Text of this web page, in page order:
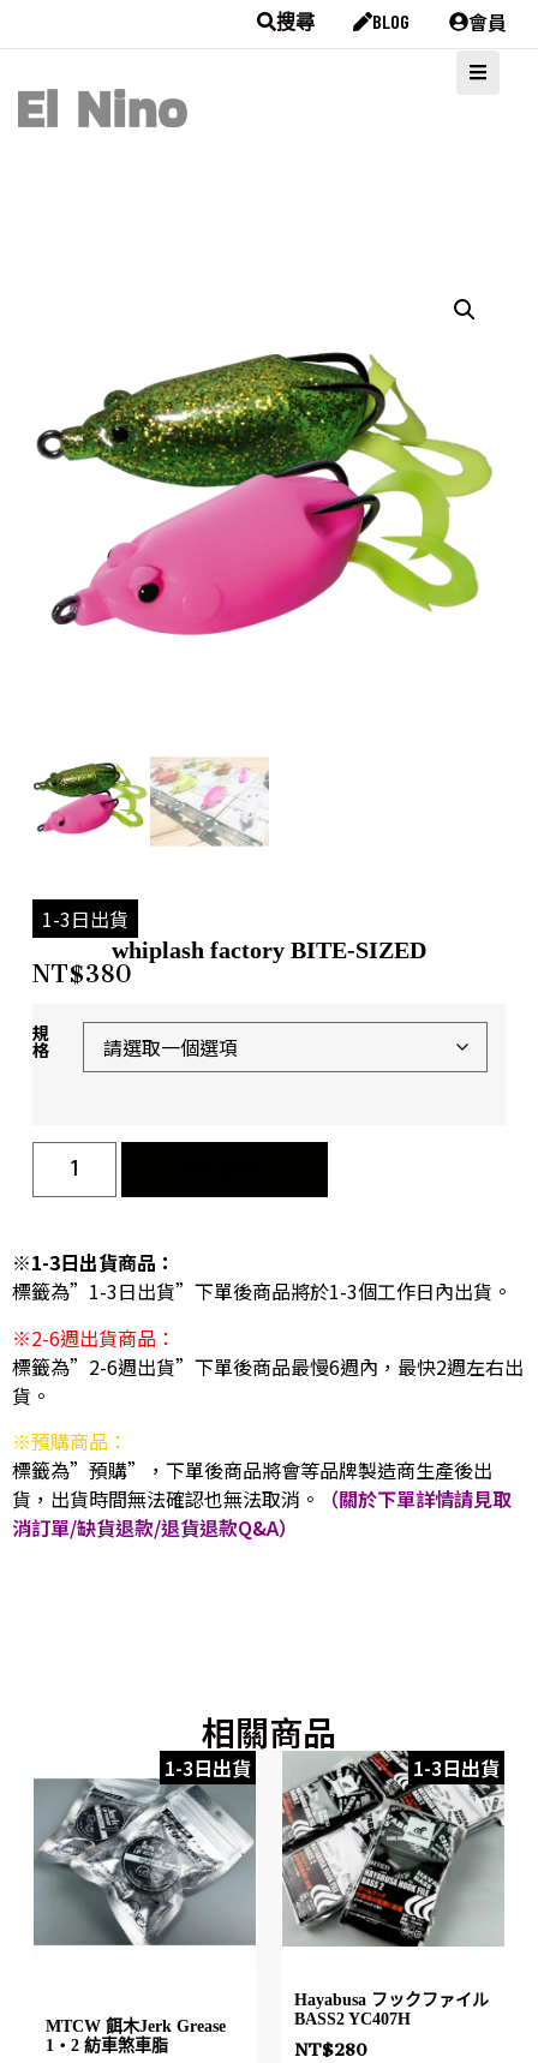
搜尋 BLOG 會員
1-3日出貨
whiplash factory BITE-SIZED
NT$380
規
格
※1-3日出貨商品：
標籤為”1-3日出貨”下單後商品將於1-3個工作日內出貨。
※2-6週出貨商品：
標籤為”2-6週出貨”下單後商品最慢6週內，最快2週左右出
貨。
※預購商品：
標籤為”預購”，下單後商品將會等品牌製造商生產後出
貨，出貨時間無法確認也無法取消。
（關於下單詳情請見取
消訂單/缺貨退款/退貨退款Q&A）
相關商品
1-3日出貨
MTCW 餌木Jerk Grease
1・2 紡車煞車脂
1-3日出貨
Hayabusa フックファイル
BASS2 YC407H
NT$280